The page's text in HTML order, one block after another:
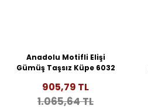
Anadolu Motifli Elişi
Gümüş Taşsız Küpe 6032
905,79 TL
1.065,64 TL